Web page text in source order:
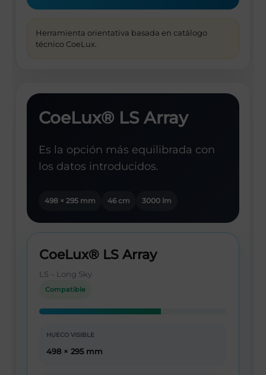
Herramienta orientativa basada en catálogo
técnico CoeLux.
CoeLux® LS Array
Es la opción más equilibrada con
los datos introducidos.
498 × 295 mm 46 cm 3000 lm
CoeLux® LS Array
LS – Long Sky
Compatible
HUECO VISIBLE
498 × 295 mm